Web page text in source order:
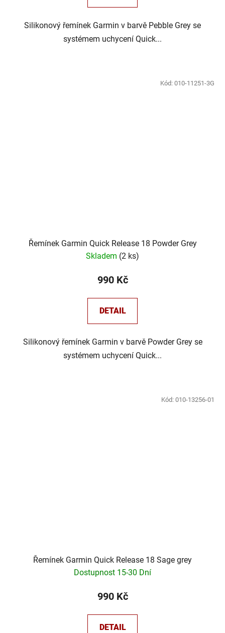
Silikonový řemínek Garmin v barvě Pebble Grey se
systémem uchycení Quick...
Řemínek Garmin Quick Release 18 Powder Grey
Skladem (2 ks)
990 Kč
DETAIL
Silikonový řemínek Garmin v barvě Powder Grey se
systémem uchycení Quick...
Kód: 010-11251-3G
Řemínek Garmin Quick Release 18 Sage grey
Dostupnost 15-30 Dní
990 Kč
DETAIL
Kód: 010-13256-01